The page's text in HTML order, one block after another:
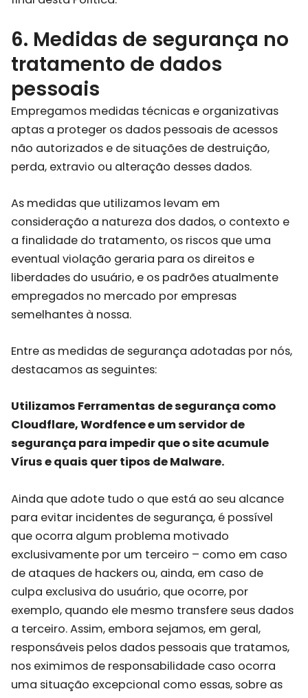
6. Medidas de segurança no
tratamento de dados
pessoais
Empregamos medidas técnicas e organizativas
aptas a proteger os dados pessoais de acessos
não autorizados e de situações de destruição,
perda, extravio ou alteração desses dados.
As medidas que utilizamos levam em
consideração a natureza dos dados, o contexto e
a finalidade do tratamento, os riscos que uma
eventual violação geraria para os direitos e
liberdades do usuário, e os padrões atualmente
empregados no mercado por empresas
semelhantes à nossa.
Entre as medidas de segurança adotadas por nós,
destacamos as seguintes:
Utilizamos Ferramentas de segurança como
Cloudflare, Wordfence e um servidor de
segurança para impedir que o site acumule
Vírus e quais quer tipos de Malware.
Ainda que adote tudo o que está ao seu alcance
para evitar incidentes de segurança, é possível
que ocorra algum problema motivado
exclusivamente por um terceiro – como em caso
de ataques de hackers ou, ainda, em caso de
culpa exclusiva do usuário, que ocorre, por
exemplo, quando ele mesmo transfere seus dados
a terceiro. Assim, embora sejamos, em geral,
responsáveis pelos dados pessoais que tratamos,
nos eximimos de responsabilidade caso ocorra
uma situação excepcional como essas, sobre as